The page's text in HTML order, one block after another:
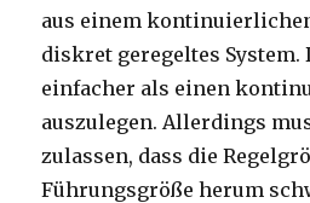
aus einem
diskret geregeltes System.
einfacher als einen
auszulegen. Allerdings
zulassen, dass die
Führungsgröße herum